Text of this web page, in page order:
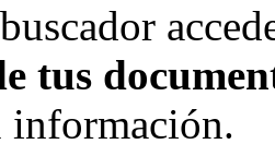
tus
información.